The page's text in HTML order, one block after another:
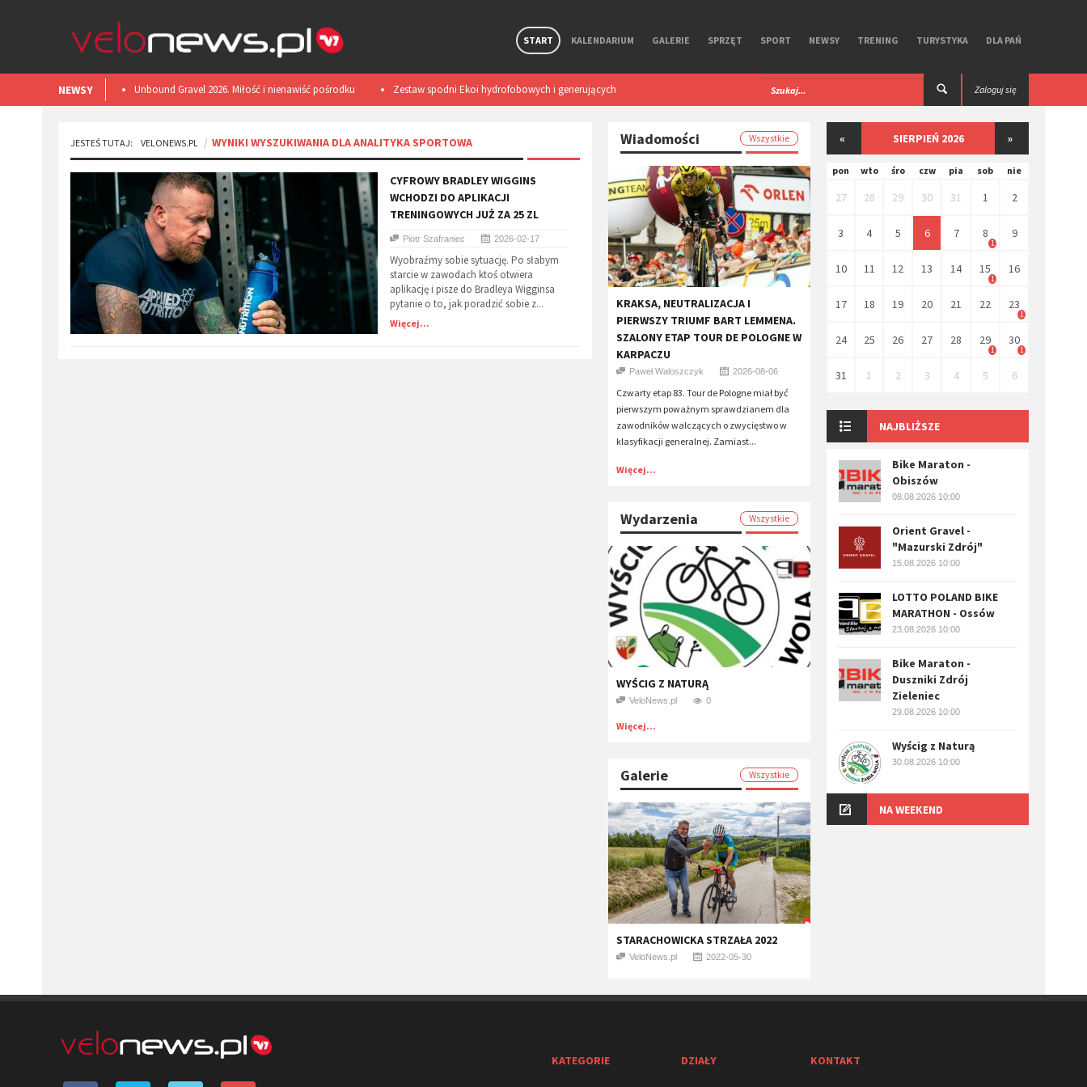
START KALENDARIUM GALERIE SPRZĘT SPORT NEWSY TRENING TURYSTYKA DLA PAŃ
NEWSY
​Unbound Gravel 2026. Miłość i nienawiść pośrodku
Kansas.
Zestaw spodni Ekoi hydrofobowych i generujących
ciepło podczas ruchu. Test
Smart light TL50 iGPSPORT. Test
Premierowy, symbiotyczny zestaw R
Ekoi.
Zaloguj się
JESTEŚ TUTAJ: VELONEWS.PL WYNIKI WYSZUKIWANIA DLA ANALITYKA SPORTOWA
CYFROWY BRADLEY WIGGINS
WCHODZI DO APLIKACJI
TRENINGOWYCH JUŻ ZA 25 ZL
Piotr Szafraniec 2026-02-17
Wyobraźmy sobie sytuację. Po słabym
starcie w zawodach ktoś otwiera
aplikację i pisze do Bradleya Wigginsa
pytanie o to, jak poradzić sobie z...
Więcej...
Wiadomości Wszystkie
KRAKSA, NEUTRALIZACJA I
PIERWSZY TRIUMF BART LEMMENA.
SZALONY ETAP TOUR DE POLOGNE W
KARPACZU
Paweł Waloszczyk 2026-08-06
Czwarty etap 83. Tour de Pologne miał być
pierwszym poważnym sprawdzianem dla
zawodników walczących o zwycięstwo w
klasyfikacji generalnej. Zamiast...
Więcej...
Wydarzenia Wszystkie
WYŚCIG Z NATURĄ
VeloNews.pl 0
Więcej...
Galerie Wszystkie
STARACHOWICKA STRZAŁA 2022
VeloNews.pl 2022-05-30
« SIERPIEŃ 2026 »
pon wto śro czw pia sob nie
27 28 29 30 31 1 2
3 4 5 6 7 8
1
9
10 11 12 13 14 15
1
16
17 18 19 20 21 22 23
1
24 25 26 27 28 29
1
30
1
31 1 2 3 4 5 6
NAJBLIŻSZE
Bike Maraton -
Obiszów
08.08.2026 10:00
Orient Gravel -
"Mazurski Zdrój"
15.08.2026 10:00
LOTTO POLAND BIKE
MARATHON - Ossów
23.08.2026 10:00
Bike Maraton -
Duszniki Zdrój
Zieleniec
29.08.2026 10:00
Wyścig z Naturą
30.08.2026 10:00
NA WEEKEND
KATEGORIE DZIAŁY KONTAKT